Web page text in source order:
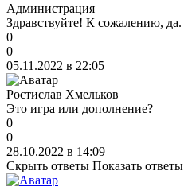
Администрация
Здравствуйте! К сожалению, да.
0
0
05.11.2022 в 22:05
Ростислав Хмельков
Это игра или дополнение?
0
0
28.10.2022 в 14:09
Скрыть ответы Показать ответы